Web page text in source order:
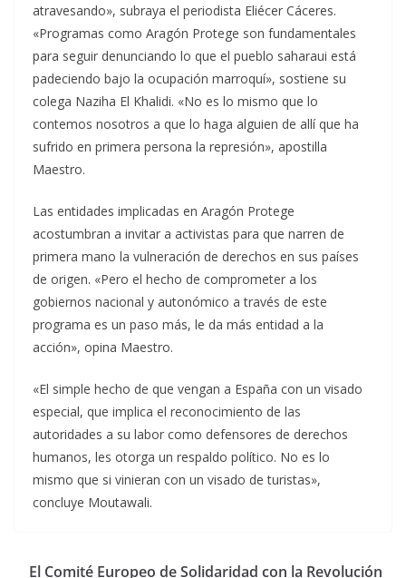
atravesando», subraya el periodista Eliécer Cáceres.
«Programas como Aragón Protege son fundamentales
para seguir denunciando lo que el pueblo saharaui está
padeciendo bajo la ocupación marroquí», sostiene su
colega Naziha El Khalidi. «No es lo mismo que lo
contemos nosotros a que lo haga alguien de allí que ha
sufrido en primera persona la represión», apostilla
Maestro.
Las entidades implicadas en Aragón Protege
acostumbran a invitar a activistas para que narren de
primera mano la vulneración de derechos en sus países
de origen. «Pero el hecho de comprometer a los
gobiernos nacional y autonómico a través de este
programa es un paso más, le da más entidad a la
acción», opina Maestro.
«El simple hecho de que vengan a España con un visado
especial, que implica el reconocimiento de las
autoridades a su labor como defensores de derechos
humanos, les otorga un respaldo político. No es lo
mismo que si vinieran con un visado de turistas»,
concluye Moutawali.
El Comité Europeo de Solidaridad con la Revolución